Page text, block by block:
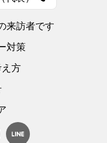
来訪者です
対策
え方